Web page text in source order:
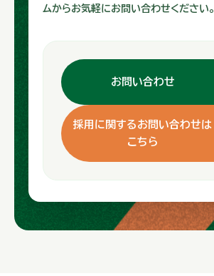
ムからお気軽にお問い合わせください。
お問い合わせ
採用に関するお問い合わせは
こちら